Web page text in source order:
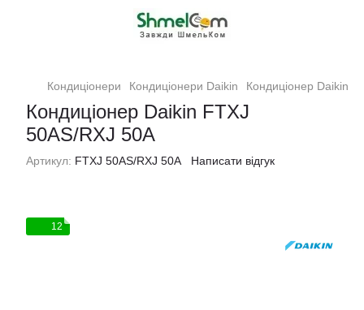
Кондиціонери Кондиціонери Daikin Кондиціонер Daikin
Кондиціонер Daikin FTXJ
50AS/RXJ 50A
Артикул: FTXJ 50AS/RXJ 50A Написати відгук
12